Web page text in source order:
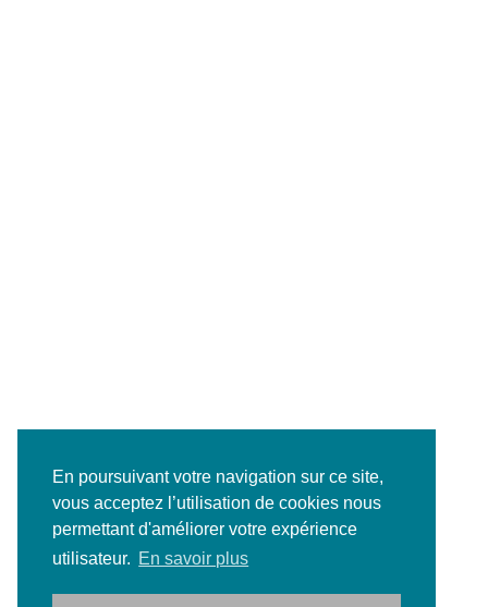
En poursuivant votre navigation sur ce site,
vous acceptez l’utilisation de cookies nous
permettant d'améliorer votre expérience
utilisateur. En savoir plus